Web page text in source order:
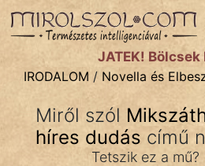
IRODALOMtémák:
Dráma
Költemény
JÁTÉK! Bölcsek
IRODALOM / Novella és
Miről szól
híres dudás című
Tetszik ez a mű?